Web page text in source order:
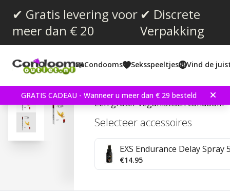
✔ Gratis levering voor
meer dan € 20
✔ Discrete
Verpakking
Condooms Seksspeeltjes Vind de
GRATIS CADEAU - Wanneer u meer dan € 29 besteld
Gemiddelde beoordeling:
4.8 aantal stemmen:
Glyde Maxi 10 stuks
Een groter veganistisch condoom
Selecteer accessoires
EXS Endurance Delay Spray
€14.95